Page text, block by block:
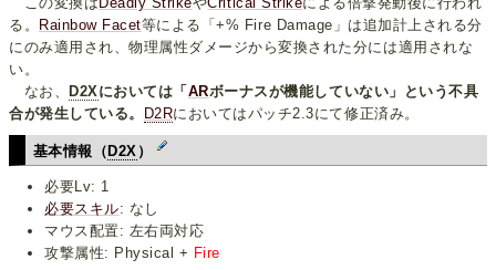
る。
Rainbow Facet等による「+% Fire Damage」は追加計上される分
にのみ適用され、物理属性ダメージから変換された分には適用されな
い。
なお、
D2Xにおいては「 ARボーナスが機能していない」という不具
合が発生している。
D2Rにおいてはパッチ2.3にて修正済み。
基本情報（ D2X ）
必要Lv: 1
必要スキル: なし
マウス配置: 左右両対応
攻撃属性: Physical + Fire